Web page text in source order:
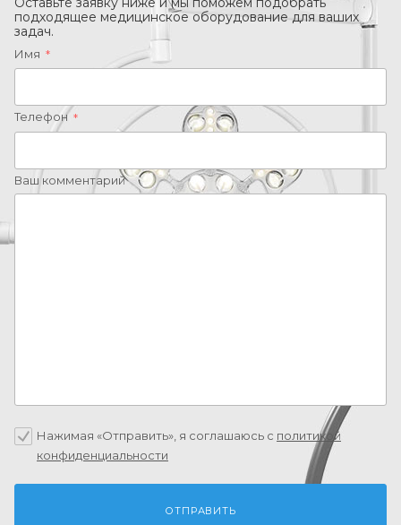
подходящее медицинское оборудование для ваших
задач.
Имя *
Телефон *
Ваш комментарий
Нажимая «Отправить», я соглашаюсь c политикой
конфиденциальности